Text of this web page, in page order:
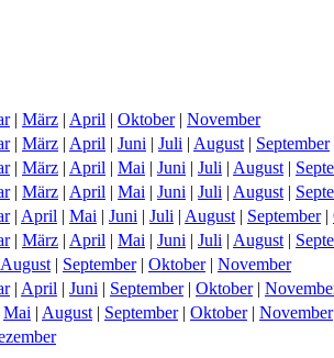
| März | April | Oktober| November
| März | April | Juni | Juli | August | September
| März | April | Mai | Juni | Juli | August |
| März | April | Mai | Juni | Juli | August |
| April | Mai | Juni | Juli | August | September|
| März | April | Mai | Juni | Juli | August |
August | September| Oktober| November
| April | Juni | September| Oktober|
Mai | August | September| Oktober| November